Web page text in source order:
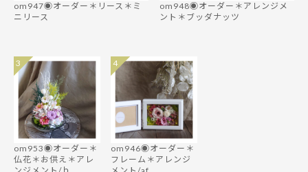
om947◉オーダー＊リース＊ミ
ニリース
om948◉オーダー＊アレンジメ
ント＊ブッダナッツ
om953◉オーダー＊
仏花＊お供え＊アレ
3
om946◉オーダー＊
フレーム＊アレンジ
4